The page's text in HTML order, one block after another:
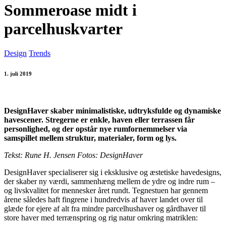
Sommeroase midt i
parcelhuskvarter
Design Trends
1. juli 2019
DesignHaver skaber minimalistiske, udtryksfulde og dynamiske
havescener. Stregerne er enkle, haven eller terrassen får
personlighed, og der opstår nye rumfornemmelser via
samspillet mellem struktur, materialer, form og lys.
Tekst: Rune H. Jensen Fotos: DesignHaver
DesignHaver specialiserer sig i eksklusive og æstetiske havedesigns,
der skaber ny værdi, sammenhæng mellem de ydre og indre rum –
og livskvalitet for mennesker året rundt. Tegnestuen har gennem
årene således haft fingrene i hundredvis af haver landet over til
glæde for ejere af alt fra mindre parcelhushaver og gårdhaver til
store haver med terrænspring og rig natur omkring matriklen: